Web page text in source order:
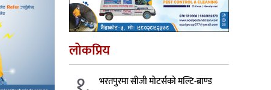
लोकप्रिय
भरतपुरमा सीजी मोटर्सको मल्टि-ब्राण्ड